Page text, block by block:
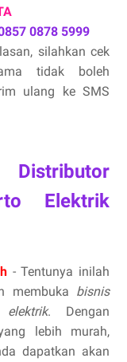
0878 5999
silahkan cek
tidak boleh
ulang ke SMS
Elektrik
- Tentunya inilah
membuka bisnis
. Dengan
lebih murah,
dapatkan akan